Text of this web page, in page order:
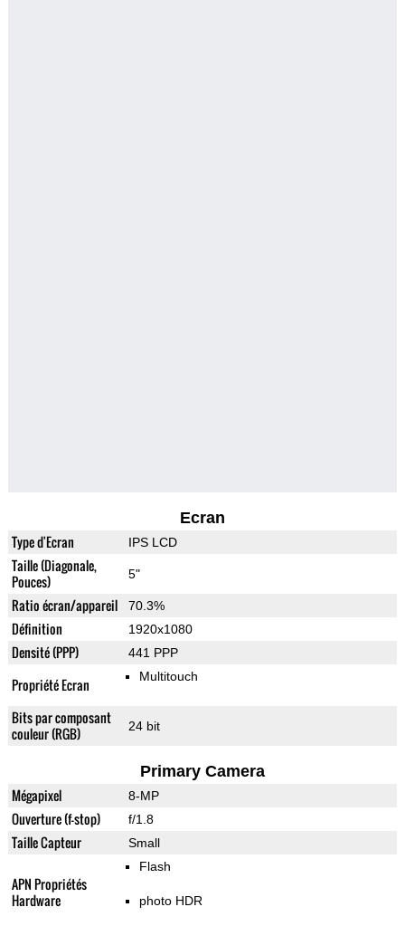
Ecran
Type d'Ecran IPS LCD
Taille (Diagonale,
Pouces)
5"
Ratio écran/appareil 70.3%
Définition 1920x1080
Densité (PPP) 441 PPP
Propriété Ecran Multitouch
Bits par composant
couleur (RGB)
24 bit
Primary Camera
Mégapixel 8-MP
Ouverture (f-stop) f/1.8
Taille Capteur Small
APN Propriétés
Hardware
Flash
photo HDR